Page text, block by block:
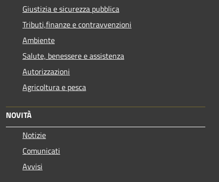
Giustizia e sicurezza pubblica
Tributi,finanze e contravvenzioni
Ambiente
Salute, benessere e assistenza
Autorizzazioni
Agricoltura e pesca
NOVITÀ
Notizie
Comunicati
Avvisi